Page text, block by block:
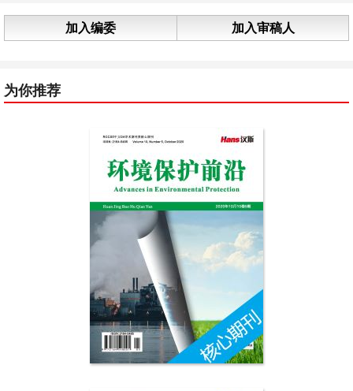
加入编委 加入审稿人
为你推荐